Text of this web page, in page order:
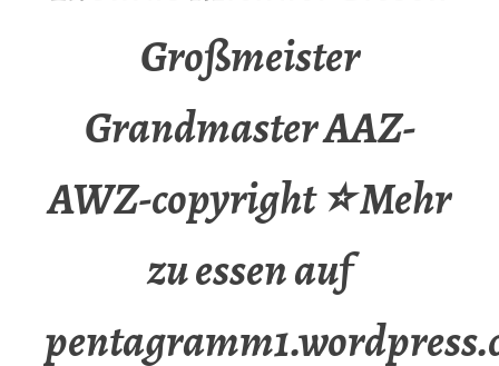
Großmeister
Grandmaster AAZ-
AWZ-copyright ⭐ Mehr
zu essen auf